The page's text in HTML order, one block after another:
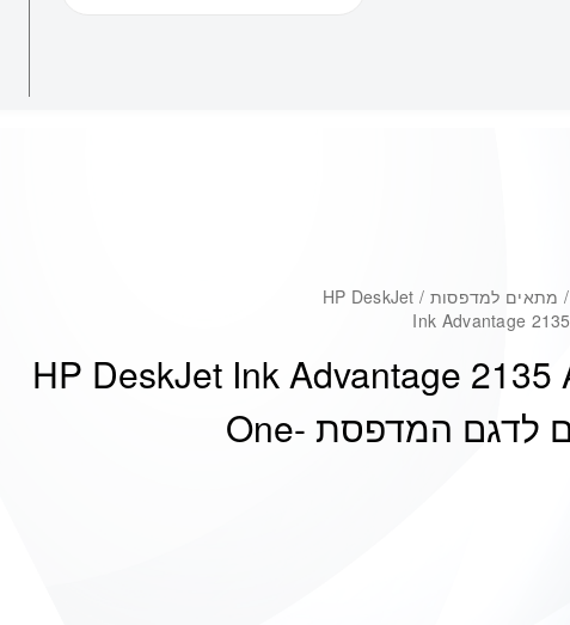
/ מתאים למדפסות / HP DeskJet
Ink Advantage
HP DeskJet Ink Advantage 2135
Oneלדגם המדפסת -